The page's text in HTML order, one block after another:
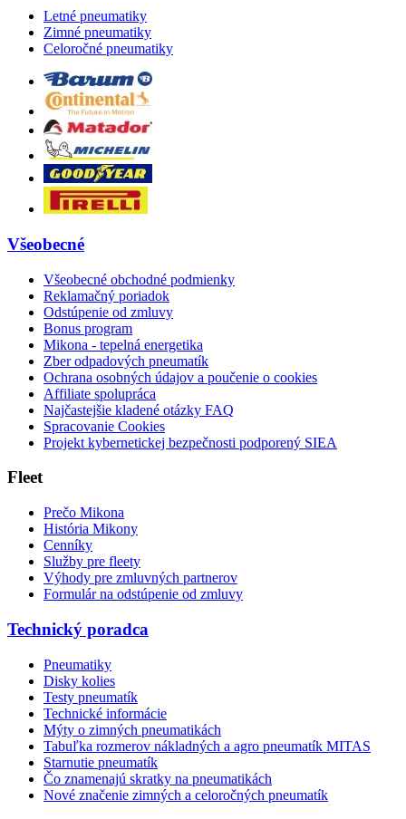
Letné pneumatiky
Zimné pneumatiky
Celoročné pneumatiky
Všeobecné
Všeobecné obchodné podmienky
Reklamačný poriadok
Odstúpenie od zmluvy
Bonus program
Mikona - tepelná energetika
Zber odpadových pneumatík
Ochrana osobných údajov a poučenie o cookies
Affiliate spolupráca
Najčastejšie kladené otázky FAQ
Spracovanie Cookies
Projekt kybernetickej bezpečnosti podporený SIEA
Fleet
Prečo Mikona
História Mikony
Cenníky
Služby pre fleety
Výhody pre zmluvných partnerov
Formulár na odstúpenie od zmluvy
Technický poradca
Pneumatiky
Disky kolies
Testy pneumatík
Technické informácie
Mýty o zimných pneumatikách
Tabuľka rozmerov nákladných a agro pneumatík MITAS
Starnutie pneumatík
Čo znamenajú skratky na pneumatikách
Nové značenie zimných a celoročných pneumatík